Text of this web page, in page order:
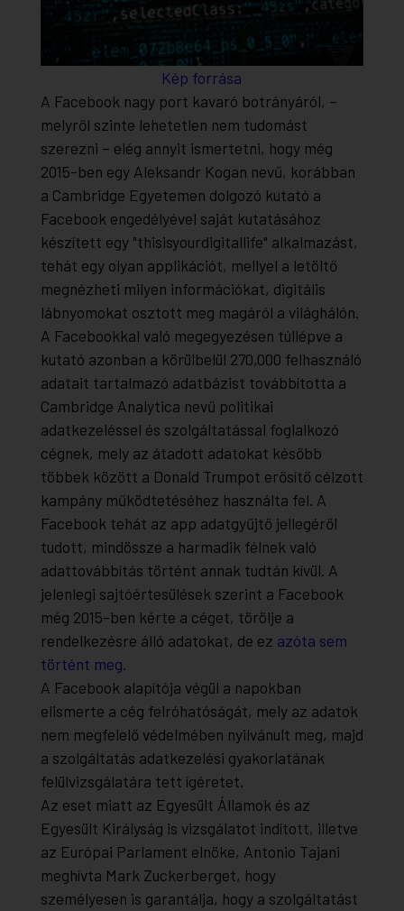
Kép forrása
A Facebook nagy port kavaró botrányáról, –
melyről szinte lehetetlen nem tudomást
szerezni – elég annyit ismertetni, hogy még
2015-ben egy Aleksandr Kogan nevű, korábban
a Cambridge Egyetemen dolgozó kutató a
Facebook engedélyével saját kutatásához
készített egy "thisisyourdigitallife" alkalmazást,
tehát egy olyan applikációt, mellyel a letöltő
megnézheti milyen információkat, digitális
lábnyomokat osztott meg magáról a világhálón.
A Facebookkal való megegyezésen túllépve a
kutató azonban a körülbelül 270,000 felhasználó
adatait tartalmazó adatbázist továbbította a
Cambridge Analytica nevű politikai
adatkezeléssel és szolgáltatással foglalkozó
cégnek, mely az átadott adatokat később
többek között a Donald Trumpot erősítő célzott
kampány működtetéséhez használta fel. A
Facebook tehát az app adatgyűjtő jellegéről
tudott, mindössze a harmadik félnek való
adattovábbítás történt annak tudtán kívül. A
jelenlegi sajtóértesülések szerint a Facebook
még 2015-ben kérte a céget, törölje a
rendelkezésre álló adatokat, de ez azóta sem
történt meg.
A Facebook alapítója végül a napokban
elismerte a cég felróhatóságát, mely az adatok
nem megfelelő védelmében nyilvánult meg, majd
a szolgáltatás adatkezelési gyakorlatának
felülvizsgálatára tett ígéretet.
Az eset miatt az Egyesült Államok és az
Egyesült Királyság is vizsgálatot indított, illetve
az Európai Parlament elnöke, Antonio Tajani
meghívta Mark Zuckerberget, hogy
személyesen is garantálja, hogy a szolgáltatást